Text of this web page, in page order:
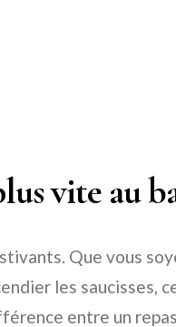
vite au
Que vous
les saucisses,
entre un